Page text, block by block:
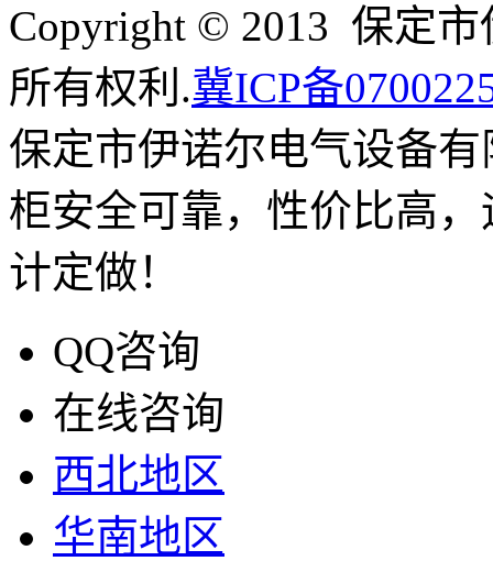
Copyright © 2013 保定
所有权利.冀ICP备
保定市伊诺尔电气设备
柜安全可靠，性价比高
计定做！
QQ咨询
在线咨询
西北地区
华南地区